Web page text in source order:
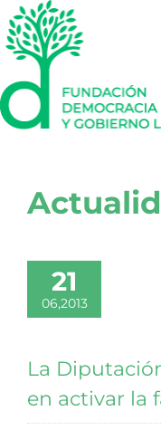
Saltar
al
contenido
21
06,2013
La
en activar la